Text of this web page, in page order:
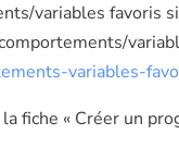
variables favoris
variables-
fiche « Créer un